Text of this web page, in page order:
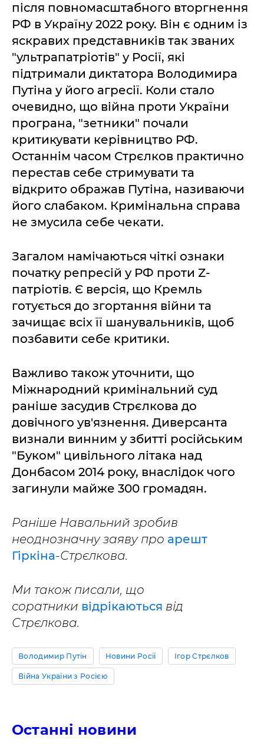
після повномасштабного вторгнення
РФ в Україну 2022 року. Він є одним із
яскравих представників так званих
"ультрапатріотів" у Росії, які
підтримали диктатора Володимира
Путіна у його агресії. Коли стало
очевидно, що війна проти України
програна, "зетники" почали
критикувати керівництво РФ.
Останнім часом Стрєлков практично
перестав себе стримувати та
відкрито ображав Путіна, називаючи
його слабаком. Кримінальна справа
не змусила себе чекати.
Загалом намічаються чіткі ознаки
початку репресій у РФ проти Z-
патріотів. Є версія, що Кремль
готується до згортання війни та
зачищає всіх її шанувальників, щоб
позбавити себе критики.
Важливо також уточнити, що
Міжнародний кримінальний суд
раніше засудив Стрєлкова до
довічного ув'язнення. Диверсанта
визнали винним у збитті російським
"Буком" цивільного літака над
Донбасом 2014 року, внаслідок чого
загинули майже 300 громадян.
Раніше Навальний зробив
неоднозначну заяву про арешт
Гіркіна-Стрєлкова.
Ми також писали, що
соратники відрікаються від
Стрєлкова.
Володимир Путін Новини Росії Ігор Стрєлков
Війна України з Росією
Останні новини